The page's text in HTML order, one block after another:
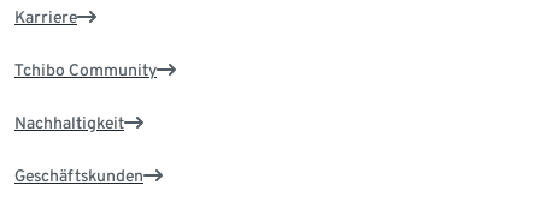
Karriere
Tchibo Community
Nachhaltigkeit
Geschäftskunden